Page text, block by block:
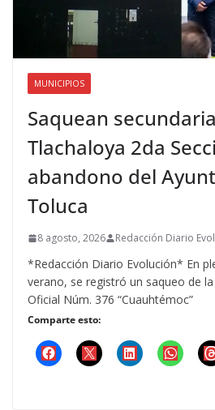
MUNICIPIOS
Saquean
Tlachaloya 2da
abandono del
Toluca
8 agosto, 2026 Redacción Diario
*Redacción Diario Evolución* En
verano, se registró un saqueo de la
Oficial Núm. 376 “Cuauhtémoc”
Comparte esto: